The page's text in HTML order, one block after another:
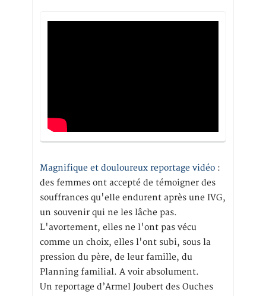
Magnifique et douloureux reportage vidéo :
des femmes ont accepté de témoigner des
souffrances qu'elle endurent après une IVG,
un souvenir qui ne les lâche pas.
L'avortement, elles ne l'ont pas vécu
comme un choix, elles l'ont subi, sous la
pression du père, de leur famille, du
Planning familial. A voir absolument.
Un reportage d’Armel Joubert des Ouches